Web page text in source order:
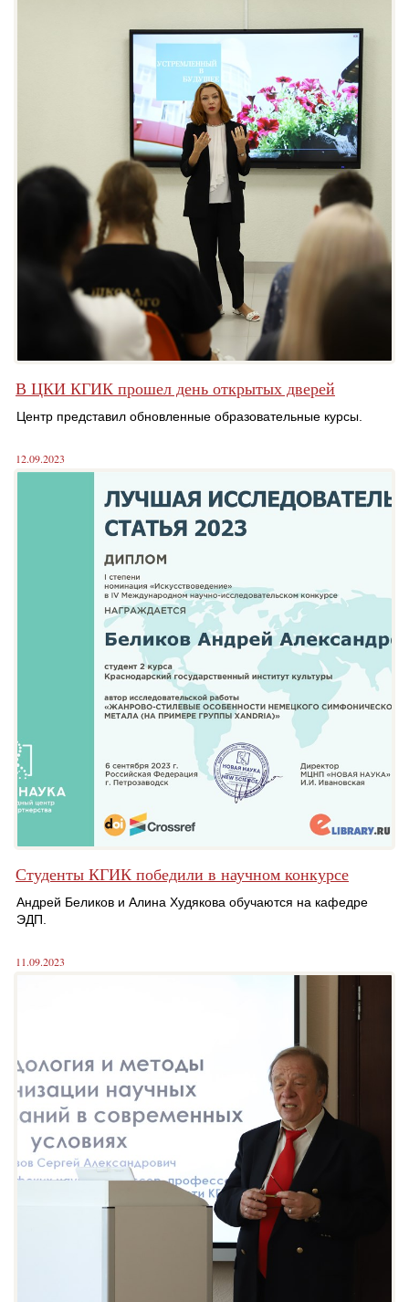
В ЦКИ КГИК прошел день открытых дверей
Центр представил обновленные образовательные курсы.
12.09.2023
Студенты КГИК победили в научном конкурсе
Андрей Беликов и Алина Худякова обучаются на кафедре
ЭДП.
11.09.2023